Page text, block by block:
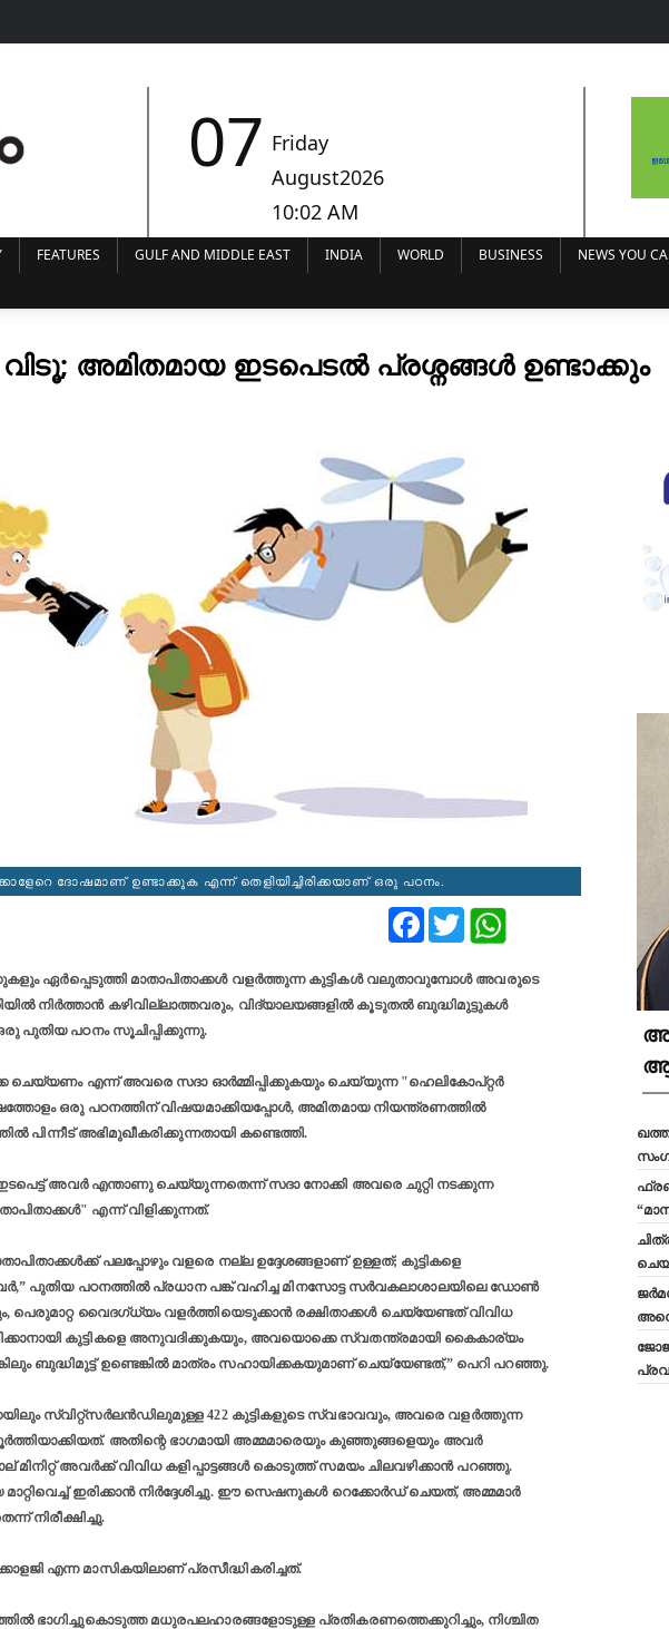
07 Friday
August2026
10:02 AM
FEATURES GULF AND MIDDLE EAST INDIA WORLD BUSINESS NEWS YOU
അമിതമായ ഇടപെടൽ പ്രശ്നങ്ങൾ ഉണ്ടാക്കും
ദോഷമാണ് ഉണ്ടാക്കുക എന്ന് തെളിയിച്ചിരിക്കയാണ് ഒരു പഠനം.
FacebookTwitter
ഏര്‍പ്പെടുത്തി മാതാപിതാക്കൾ വളര്‍ത്തുന്ന കുട്ടികൾ വലുതാവുമ്പോൾ അവരുടെ
നിര്‍ത്താൻ കഴിവില്ലാത്തവരും, വിദ്യാലയങ്ങളിൽ കൂടുതൽ ബുദ്ധിമുട്ടുകൾ
പുതിയ പഠനം സൂചിപ്പിക്കുന്നു.
ചെയ്യണം എന്ന് അവരെ സദാ ഓര്‍മ്മിപ്പിക്കുകയും ചെയ്യുന്ന "ഹെലികോപ്റ്റർ
ഒരു പഠനത്തിന് വിഷയമാക്കിയപ്പോള്‍, അമിതമായ നിയന്ത്രണത്തിൽ
പിന്നീട് അഭിമുഖീകരിക്കുന്നതായി കണ്ടെത്തി.
അവർ എന്താണു ചെയ്യുന്നതെന്ന് സദാ നോക്കി അവരെ ചുറ്റി നടക്കുന്ന
എന്ന് വിളിക്കുന്നത്‌.
പലപ്പോഴും വളരെ നല്ല ഉദ്ദേശങ്ങളാണ് ഉള്ളത്; കുട്ടികളെ
പുതിയ പഠനത്തില്‍ പ്രധാന പങ്ക് വഹിച്ച മിനസോട്ട സർവകലാശാലയിലെ ഡോൺ
പെരുമാറ്റ വൈദഗ്ധ്യം വളർത്തിയെടുക്കാന്‍ രക്ഷിതാക്കൾ ചെയ്യേണ്ടത് വിവിധ
കുട്ടികളെ അനുവദിക്കുകയും, അവയൊക്കെ സ്വതന്ത്രമായി കൈകാര്യം
ബുദ്ധിമുട്ട് ഉണ്ടെങ്കിൽ മാത്രം സഹായിക്കകയുമാണ്‌ ചെയ്യേണ്ടത്,” പെറി പറഞ്ഞു.
സ്വിറ്റ്സർലന്‍ഡിലുമുള്ള 422 കുട്ടികളുടെ സ്വഭാവവും, അവരെ വളര്‍ത്തുന്ന
അതിന്റെ ഭാഗമായി അമ്മമാരെയും കുഞ്ഞുങ്ങളെയും അവർ
മിനിറ്റ് അവർക്ക് വിവിധ കളിപ്പാട്ടങ്ങൾ കൊടുത്ത് സമയം ചിലവഴിക്കാൻ പറഞ്ഞു.
മാറ്റിവെച്ച് ഇരിക്കാൻ നിര്‍ദ്ദേശിച്ചു. ഈ സെഷനുകൾ റെക്കോർഡ് ചെയത്, അമ്മമാർ
നിരീക്ഷിച്ചു.
എന്ന മാസികയിലാണ് പ്രസീദ്ധികരിച്ചത്.
ഭാഗിച്ചുകൊടുത്ത മധുരപലഹാരങ്ങളോടുള്ള പ്രതികരണത്തെക്കുറിച്ചും, നിശ്ചിത